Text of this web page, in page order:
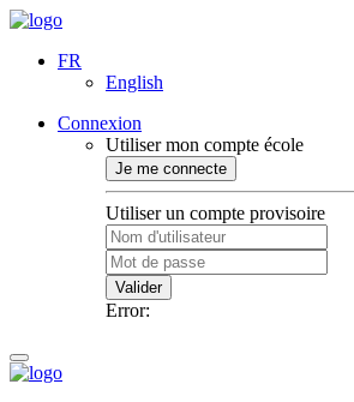
FR
English
Connexion
Utiliser mon compte école
Je me connecte
Utiliser un compte provisoire
Valider
Error: